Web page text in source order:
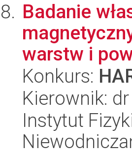
Badanie
warstw i
Konkurs:
Kierownik:
Instytut